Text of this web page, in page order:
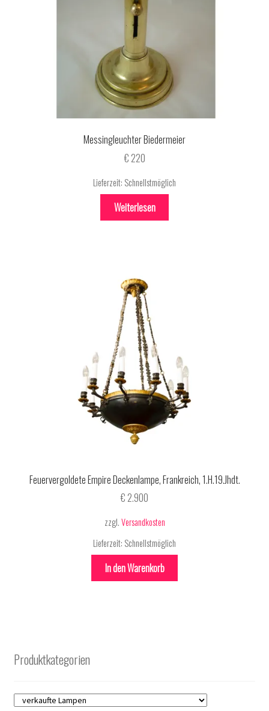
Messingleuchter Biedermeier
€220
Lieferzeit: Schnellstmöglich
Weiterlesen
Feuervergoldete Empire Deckenlampe, Frankreich, 1.H.19.Jhdt.
€2.900
zzgl.Versandkosten
Lieferzeit: Schnellstmöglich
In den Warenkorb
Produktkategorien